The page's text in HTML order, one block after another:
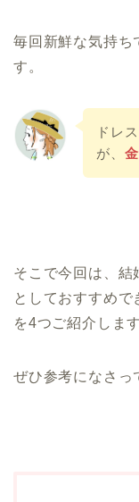
毎回新鮮な気持ち
す。
ドレ
が、
そこで今回は、結
としておすすめで
を4つご紹介します
ぜひ参考になさっ